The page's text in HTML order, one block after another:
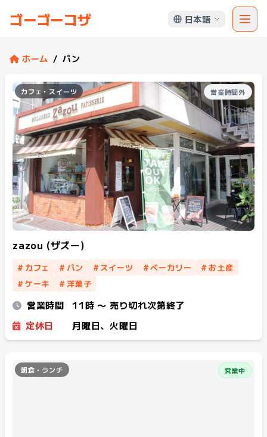
ゴーゴーコザ 日本語
ホーム / パン
営業時間外
カフェ・スイーツ
zazou (ザズー)
# カフェ # パン # スイーツ #ベーカリー # お土産
# ケーキ # 洋菓子
営業時間
11時 〜 売り切れ次第終了
定休日
月曜日、火曜日
営業中
朝食・ランチ